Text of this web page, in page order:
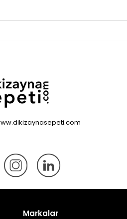
Markalar